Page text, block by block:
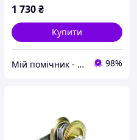
1 730₴
Купити
Мій помічник - інтернет магазин 98%